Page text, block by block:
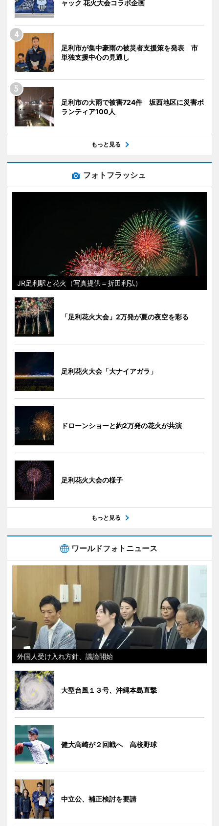
ャック 花火大会コラボ企画
足利市が集中豪雨の被災者支援策を発表 市
単独支援中心の見通し
足利市の大雨で被害724件 坂西地区に災害ボ
ランティア100人
もっと見る
フォトフラッシュ
JR足利駅と花火（写真提供＝折田利弘）
「足利花火大会」2万発が夏の夜空を彩る
足利花火大会「大ナイアガラ」
ドローンショーと約2万発の花火が共演
足利花火大会の様子
もっと見る
ワールドフォトニュース
外国人受け入れ方針、議論開始
大型台風１３号、沖縄本島直撃
健大高崎が２回戦へ 高校野球
中立公、補正検討を要請